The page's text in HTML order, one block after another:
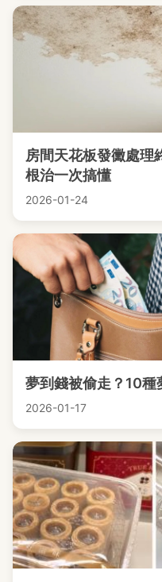
房間天花板發黴處理
根治一次搞懂
2026-01-24
夢到錢被偷走？10種
2026-01-17